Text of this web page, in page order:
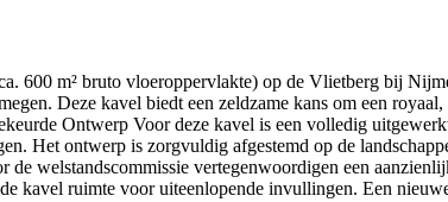
600 m² bruto vloeroppervlakte) op de Vlietberg bij
Deze kavel biedt een zeldzame kans om een
Ontwerp Voor deze kavel is een volledig
Het ontwerp is zorgvuldig afgestemd op de
de welstandscommissie vertegenwoordigen een
kavel ruimte voor uiteenlopende invullingen. Een